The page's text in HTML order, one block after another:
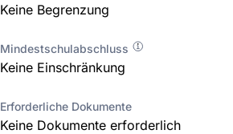
Keine Begrenzung
Mindestschulabschluss
Keine Einschränkung
Erforderliche Dokumente
Keine Dokumente erforderlich